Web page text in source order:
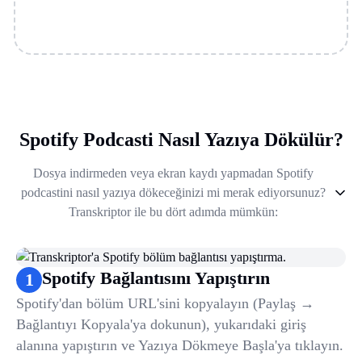
Spotify Podcasti Nasıl Yazıya Dökülür?
Dosya indirmeden veya ekran kaydı yapmadan Spotify
podcastini nasıl yazıya dökeceğinizi mi merak ediyorsunuz?
Transkriptor ile bu dört adımda mümkün:
2. Transkriptinizi Gözden Geçirin ve Düzenleyin
3. Özet Oluşturun
4. Dışa Aktarın ve Paylaşın
1 Spotify Bağlantısını Yapıştırın
Spotify'dan bölüm URL'sini kopyalayın (Paylaş →
Bağlantıyı Kopyala'ya dokunun), yukarıdaki giriş
alanına yapıştırın ve Yazıya Dökmeye Başla'ya tıklayın.